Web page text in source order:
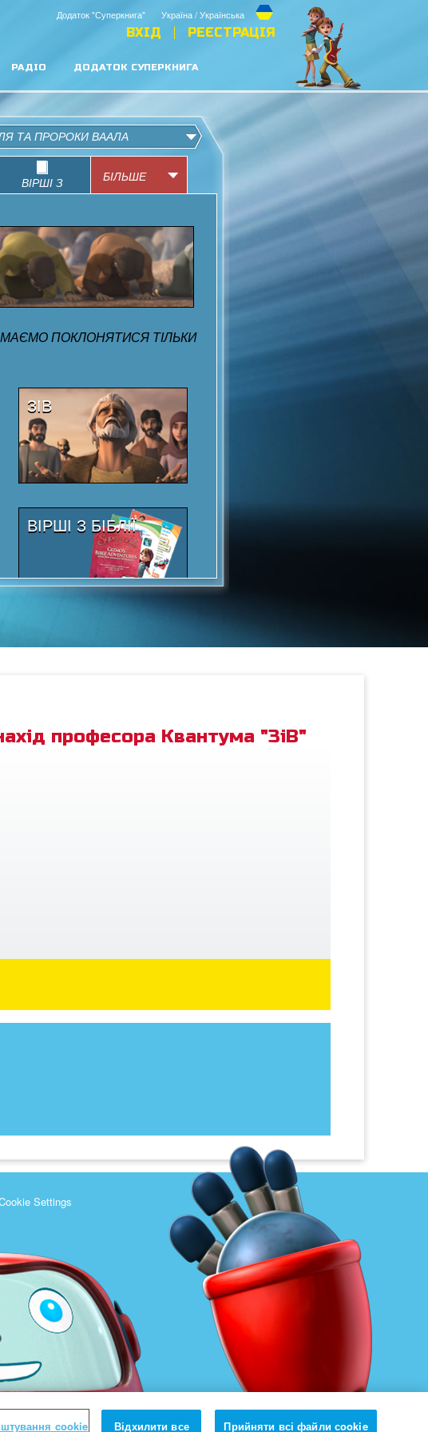
Україна / Українська
Додаток "Суперкнига"
ВХІД РЕЄСТРАЦІЯ
РАДІО ДОДАТОК СУПЕРКНИГА
професора Квантума "ЗіВ"
Settings
cookie Відхилити все Прийняти всі файли сookie